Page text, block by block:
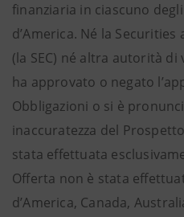
finanziaria in ciascuno
d’America. Né la
(la SEC) né altra autorità
ha approvato o negato
Obbligazioni o si è
inaccuratezza del
stata effettuata
Offerta non è stata
d’America, Canada,